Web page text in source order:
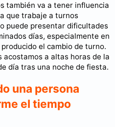
también va a tener influencia
que trabaje a turnos
puede presentar dificultades
días, especialmente en
el cambio de turno.
acostamos a altas horas de la
día tras una noche de fiesta.
una persona
el tiempo